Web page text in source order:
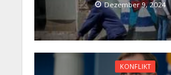
Dezember 9, 2024
KONFLIKT